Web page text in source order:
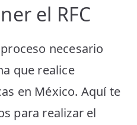
el RFC
necesario
que realice
en México. Aquí te
para realizar el